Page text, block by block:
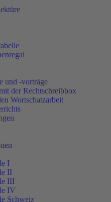
und -vorträge
der Rechtschreibbox
Wortschatzarbeit
I
II
III
IV
Schweiz